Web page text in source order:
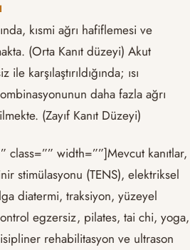
kısmi ağrı hafiflemesi ve
(Orta Kanıt düzeyi) Akut
karşılaştırıldığında; ısı
daha fazla ağrı
(Zayıf Kanıt Düzeyi)
class=”” width=””]Mevcut kanıtlar,
stimülasyonu (TENS), elektriksel
diatermi, traksiyon, yüzeyel
egzersiz, pilates, tai chi, yoga,
rehabilitasyon ve ultrason